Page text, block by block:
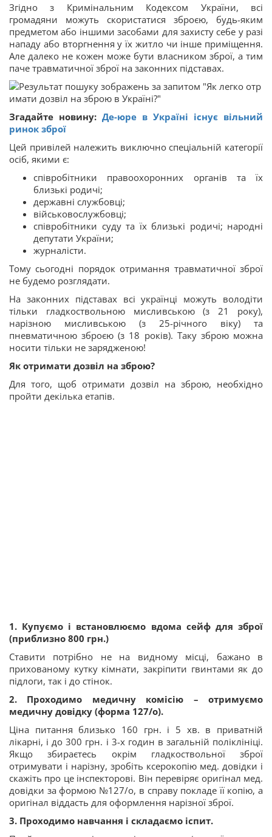
Згідно з Кримінальним Кодексом України, всі
громадяни можуть скористатися зброєю, будь-яким
предметом або іншими засобами для захисту себе у разі
нападу або вторгнення у їх житло чи інше приміщення.
Але далеко не кожен може бути власником зброї, а тим
паче травматичної зброї на законних підставах.
Згадайте новину: Де-юре в Україні існує вільний
ринок зброї
Цей привілей належить виключно спеціальній категорії
осіб, якими є:
співробітники правоохоронних органів та їх
близькі родичі;
державні службовці;
військовослужбовці;
співробітники суду та їх близькі родичі; народні
депутати України;
журналісти.
Тому сьогодні порядок отримання травматичної зброї
не будемо розглядати.
На законних підставах всі українці можуть володіти
тільки гладкоствольною мисливською (з 21 року),
нарізною мисливською (з 25-річного віку) та
пневматичною зброєю (з 18 років). Таку зброю можна
носити тільки не зарядженою!
Як отримати дозвіл на зброю?
Для того, щоб отримати дозвіл на зброю, необхідно
пройти декілька етапів.
1. Купуємо і встановлюємо вдома сейф для зброї
(приблизно 800 грн.)
Ставити потрібно не на видному місці, бажано в
прихованому кутку кімнати, закріпити гвинтами як до
підлоги, так і до стінок.
2. Проходимо медичну комісію – отримуємо
медичну довідку (форма 127/о).
Ціна питання близько 160 грн. і 5 хв. в приватній
лікарні, і до 300 грн. і 3-х годин в загальній поліклініці.
Якщо збираєтесь окрім гладкоствольної зброї
отримувати і нарізну, зробіть ксерокопію мед. довідки і
скажіть про це інспекторові. Він перевіряє оригінал мед.
довідки за формою №127/о, в справу покладе її копію, а
оригінал віддасть для оформлення нарізної зброї.
3. Проходимо навчання і складаємо іспит.